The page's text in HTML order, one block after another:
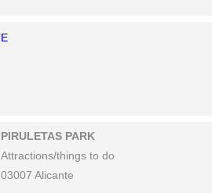
PIRULETAS PARK
Attractions/things to do
03007 Alicante